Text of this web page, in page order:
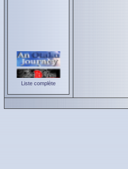
Liste complète